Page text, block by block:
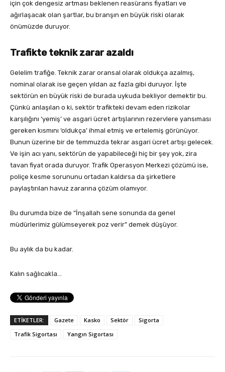
için çok dengesiz artması beklenen reasürans fiyatları ve
ağırlaşacak olan şartlar, bu branşın en büyük riski olarak
önümüzde duruyor.
Trafikte teknik zarar azaldı
Gelelim trafiğe. Teknik zarar oransal olarak oldukça azalmış,
nominal olarak ise geçen yıldan az fazla gibi duruyor. İşte
sektörün en büyük riski de burada uykuda bekliyor demektir bu.
Çünkü anlaşılan o ki, sektör trafikteki devam eden rizikolar
karşılığını ‘yemiş’ ve asgari ücret artışlarının rezervlere yansıması
gereken kısmını ‘oldukça’ ihmal etmiş ve ertelemiş görünüyor.
Bunun üzerine bir de temmuzda tekrar asgari ücret artışı gelecek.
Ve işin acı yanı, sektörün de yapabileceği hiç bir şey yok, zira
tavan fiyat orada duruyor. Trafik Operasyon Merkezi çözümü ise,
poliçe kesme sorununu ortadan kaldırsa da şirketlere
paylaştırılan havuz zararına çözüm olamıyor.
Bu durumda bize de “İnşallah sene sonunda da genel
müdürlerimiz gülümseyerek poz verir” demek düşüyor.
Bu aylık da bu kadar.
Kalın sağlıcakla…
ETİKETLER: Gazete Kasko Sektör
Sigorta
Trafik Sigortası
Yangın Sigortası